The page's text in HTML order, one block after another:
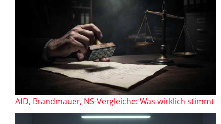
AfD, Brandmauer, NS-Vergleiche: Was wirklich stimmt